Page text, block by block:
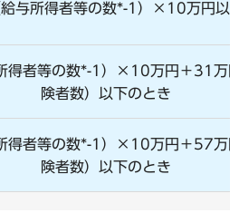
与所得者等の数*-1）×10万円以
得者等の数*-1）×10万円＋31万
険者数）以下のとき
得者等の数*-1）×10万円＋57万
険者数）以下のとき